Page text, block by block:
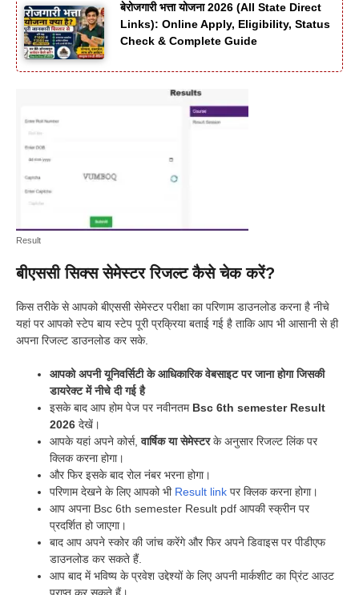
बेरोजगारी भत्ता योजना 2026 (All State Direct
Links): Online Apply, Eligibility, Status
Check & Complete Guide
Result
बीएससी सिक्स सेमेस्टर रिजल्ट कैसे चेक करें?
किस तरीके से आपको बीएससी सेमेस्टर परीक्षा का परिणाम डाउनलोड करना है नीचे
यहां पर आपको स्टेप बाय स्टेप पूरी प्रक्रिया बताई गई है ताकि आप भी आसानी से ही
अपना रिजल्ट डाउनलोड कर सके.
आपको अपनी यूनिवर्सिटी के आधिकारिक वेबसाइट पर जाना होगा जिसकी
डायरेक्ट में नीचे दी गई है
इसके बाद आप होम पेज पर नवीनतमBsc 6th semester Result
2026 देखें।
आपके यहां अपने कोर्स,वार्षिक या सेमेस्टरके अनुसार रिजल्ट लिंक पर
क्लिक करना होगा।
और फिर इसके बाद रोल नंबर भरना होगा।
परिणाम देखने के लिए आपको भी Result link पर क्लिक करना होगा।
आप अपना Bsc 6th semester Result pdf आपकी स्क्रीन पर
प्रदर्शित हो जाएगा।
बाद आप अपने स्कोर की जांच करेंगे और फिर अपने डिवाइस पर पीडीएफ
डाउनलोड कर सकते हैं.
आप बाद में भविष्य के प्रवेश उद्देश्यों के लिए अपनी मार्कशीट का प्रिंट आउट
प्राप्त कर सकते हैं।